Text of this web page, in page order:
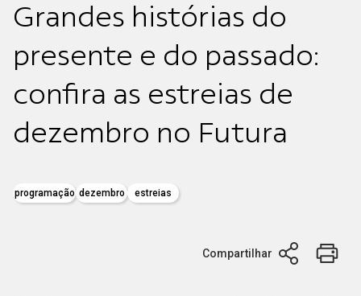
Grandes histórias do
presente e do passado:
confira as estreias de
dezembro no Futura
programação dezembro estreias
Compartilhar